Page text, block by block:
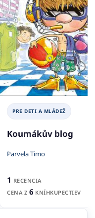
PRE DETI A MLÁDEŽ
Koumákův blog
Parvela Timo
1 RECENCIA
CENA Z 6 KNÍHKUPECTIEV